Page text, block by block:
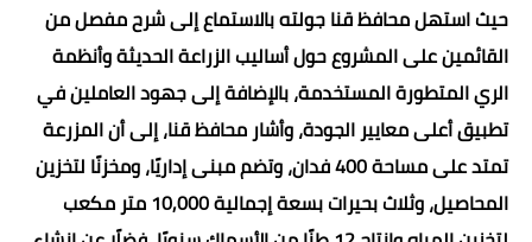
حيث استهل محافظ قنا جولته بالاستماع إلى شرح مفصل من
القائمين على المشروع حول أساليب الزراعة الحديثة وأنظمة
الري المتطورة المستخدمة، بالإضافة إلى جهود العاملين في
تطبيق أعلى معايير الجودة، وأشار محافظ قنا، إلى أن المزرعة
تمتد على مساحة 400 فدان، وتضم مبنى إداريًا، ومخزنًا لتخزين
المحاصيل، وثلاث بحيرات بسعة إجمالية 10,000 متر مكعب